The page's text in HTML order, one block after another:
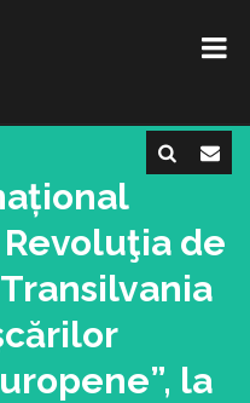
Revoluţia de
la